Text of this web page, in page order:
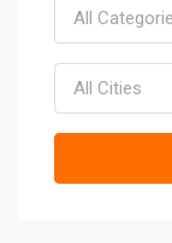
All
All Cities